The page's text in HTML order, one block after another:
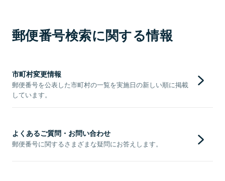
郵便番号検索に関する情報
市町村変更情報
郵便番号を公表した市町村の一覧を実施日の新しい順に掲載
しています。
よくあるご質問・お問い合わせ
郵便番号に関するさまざまな疑問にお答えします。